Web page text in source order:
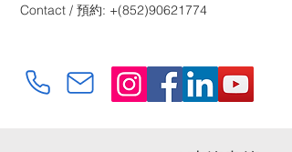
Contact / 預約: +(852)90621774